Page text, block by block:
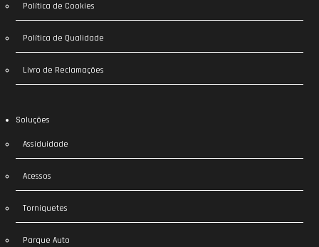
Política de Cookies
Política de Qualidade
Livro de Reclamações
Soluções
Assiduidade
Acessos
Torniquetes
Parque Auto